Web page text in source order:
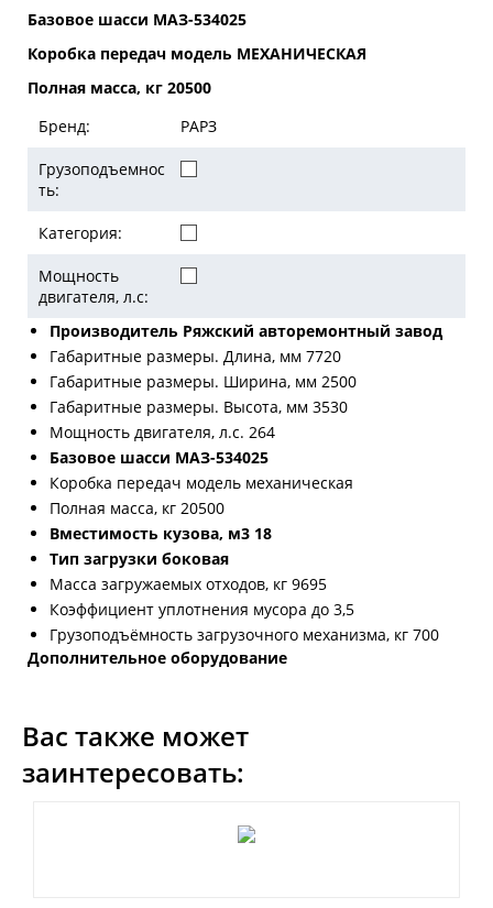
Базовое шасси МАЗ-534025
Коробка передач модель МЕХАНИЧЕСКАЯ
Полная масса, кг 20500
Бренд:
РАРЗ
Грузоподъемнос
ть:
Категория:
Мощность
двигателя, л.с:
Производитель Ряжский авторемонтный завод
Габаритные размеры. Длина, мм 7720
Габаритные размеры. Ширина, мм 2500
Габаритные размеры. Высота, мм 3530
Мощность двигателя, л.с. 264
Базовое шасси МАЗ-534025
Коробка передач модель механическая
Полная масса, кг 20500
Вместимость кузова, м3 18
Тип загрузки боковая
Масса загружаемых отходов, кг 9695
Коэффициент уплотнения мусора до 3,5
Грузоподъёмность загрузочного механизма, кг 700
Дополнительное оборудование
Вас также может
заинтересовать: